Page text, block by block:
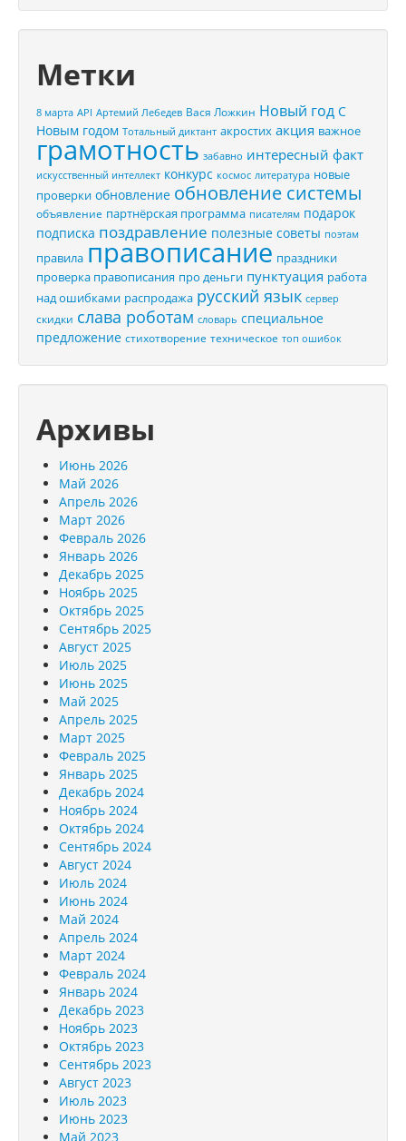
Метки
8 марта API Артемий Лебедев Вася Ложкин Новый год С
Новым годом Тотальный диктант акростих акция важное
грамотность забавно интересный факт
искусственный интеллект конкурс космос литература новые
проверки обновление обновление системы
объявление партнёрская программа писателям подарок
подписка поздравление полезные советы поэтам
правила правописание праздники
проверка правописания про деньги пунктуация работа
над ошибками распродажа русский язык сервер
скидки слава роботам словарь специальное
предложение стихотворение техническое топ ошибок
Архивы
Июнь 2026
Май 2026
Апрель 2026
Март 2026
Февраль 2026
Январь 2026
Декабрь 2025
Ноябрь 2025
Октябрь 2025
Сентябрь 2025
Август 2025
Июль 2025
Июнь 2025
Май 2025
Апрель 2025
Март 2025
Февраль 2025
Январь 2025
Декабрь 2024
Ноябрь 2024
Октябрь 2024
Сентябрь 2024
Август 2024
Июль 2024
Июнь 2024
Май 2024
Апрель 2024
Март 2024
Февраль 2024
Январь 2024
Декабрь 2023
Ноябрь 2023
Октябрь 2023
Сентябрь 2023
Август 2023
Июль 2023
Июнь 2023
Май 2023